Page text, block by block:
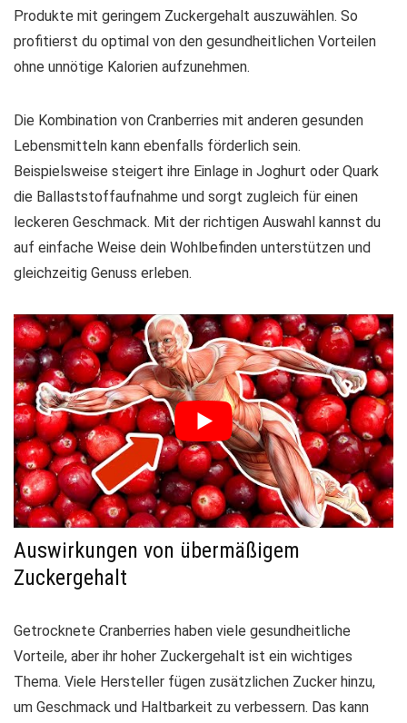
Produkte mit geringem Zuckergehalt auszuwählen. So
profitierst du optimal von den gesundheitlichen Vorteilen
ohne unnötige Kalorien aufzunehmen.
Die Kombination von Cranberries mit anderen gesunden
Lebensmitteln kann ebenfalls förderlich sein.
Beispielsweise steigert ihre Einlage in Joghurt oder Quark
die Ballaststoffaufnahme und sorgt zugleich für einen
leckeren Geschmack. Mit der richtigen Auswahl kannst du
auf einfache Weise dein Wohlbefinden unterstützen und
gleichzeitig Genuss erleben.
Auswirkungen von übermäßigem
Zuckergehalt
Getrocknete Cranberries haben viele gesundheitliche
Vorteile, aber ihr hoher Zuckergehalt ist ein wichtiges
Thema. Viele Hersteller fügen zusätzlichen Zucker hinzu,
um Geschmack und Haltbarkeit zu verbessern. Das kann